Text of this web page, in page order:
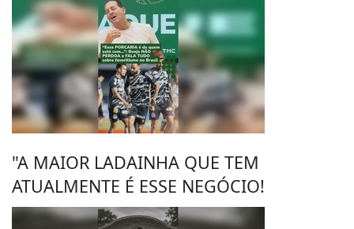
"A MAIOR LADAINHA QUE TEM
ATUALMENTE É ESSE NEGÓCIO!